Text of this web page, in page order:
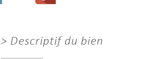
> Descriptif du bien